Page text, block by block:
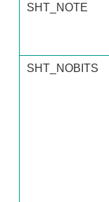
SHT_NOTE
SHT_NOBITS